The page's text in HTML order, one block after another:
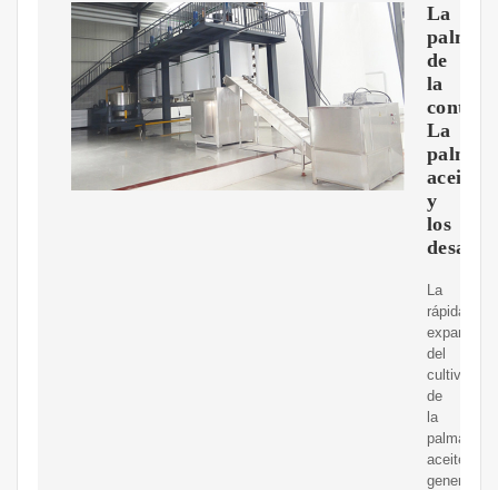
La
palma
de
la
La
palma
aceitera
y
los
desafíos
La
rápida
expansión
del
cultivo
de
la
palma
aceitera
genera